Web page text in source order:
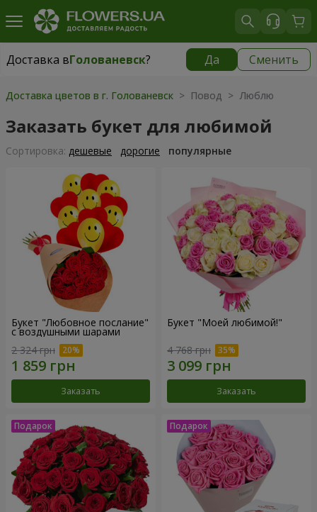
Доставка вГолованевск? Да Сменить
Доставка вГолованевск|
Доставка цветов в г. Голованевск > Повод > Люблю
Заказать букет для любимой
Cортировка: дешевые дорогие популярные
Букет "Любовное послание"
с воздушными шарами
2 324 грн
Заказать
Букет "Моей любимой!"
4 768 грн
Заказать